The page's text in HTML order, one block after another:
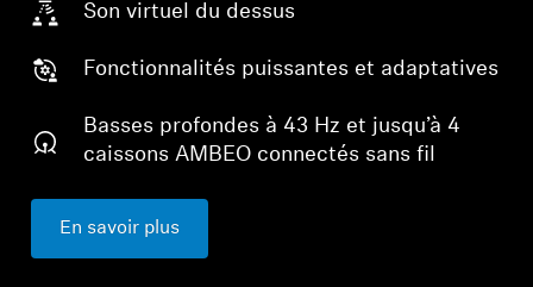
Son virtuel du dessus
Fonctionnalités puissantes et adaptatives
Basses profondes à 43 Hz et jusqu’à 4
caissons AMBEO connectés sans fil
En savoir plus